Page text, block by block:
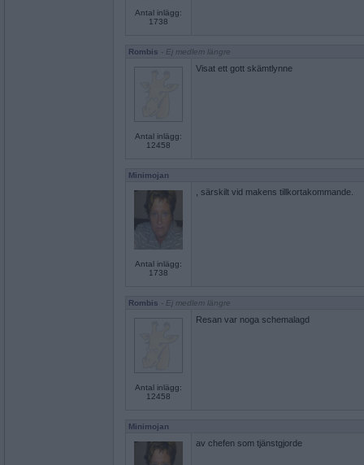
Antal inlägg:
1738
Rombis - Ej medlem längre
Antal inlägg:
12458
Visat ett gott skämtlynne
Minimojan
Antal inlägg:
1738
, särskilt vid makens tillkortakommande.
Rombis - Ej medlem längre
Antal inlägg:
12458
Resan var noga schemalagd
Minimojan
av chefen som tjänstgjorde